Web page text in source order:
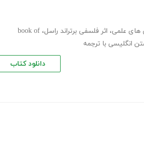
های علمی، اثر فلسفی برتراند راسل، book of
انگلیسی با ترجمه
دانلود کتاب